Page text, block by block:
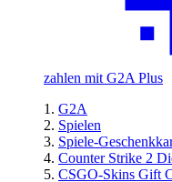
zahlen mit G2A Plus
G2A
Spielen
Spiele-
Counter Strike 2
CSGO-Skins Gift